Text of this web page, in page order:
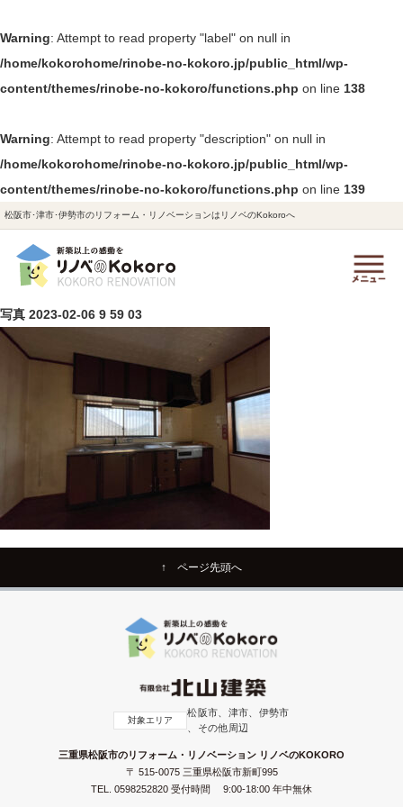
Warning: Attempt to read property "label" on null in
/home/kokorohome/rinobe-no-kokoro.jp/public_html/wp-
content/themes/rinobe-no-kokoro/functions.php on line 138
Warning: Attempt to read property "description" on null in
/home/kokorohome/rinobe-no-kokoro.jp/public_html/wp-
content/themes/rinobe-no-kokoro/functions.php on line 139
松阪市･津市･伊勢市のリフォーム・リノベーションはリノベのKokoroへ
写真 2023-02-06 9 59 03
↑ ページ先頭へ
対象エリア
松阪市、津市、伊勢市
、その他周辺
三重県松阪市のリフォーム・リノベーション リノベのKOKORO
〒 515-0075 三重県松阪市新町995
TEL. 0598252820 受付時間 9:00-18:00 年中無休